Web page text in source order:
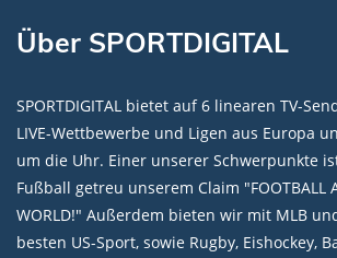
Über SPORTDIGITAL
SPORTDIGITAL bietet auf 6 linearen TV-
LIVE-Wettbewerbe und Ligen aus Europa
um die Uhr. Einer unserer Schwerpunkte
Fußball getreu unserem Claim "FOOTBALL
WORLD!" Außerdem bieten wir mit MLB
besten US-Sport, sowie Rugby, Eishockey,